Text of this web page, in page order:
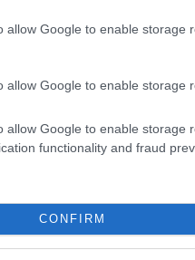
allow Google to enable storage
allow Google to enable storage
allow Google to enable storage
functionality and fraud
CONFIRM
i tuoi video e le
+39 345 356 7512
news daGoogle News